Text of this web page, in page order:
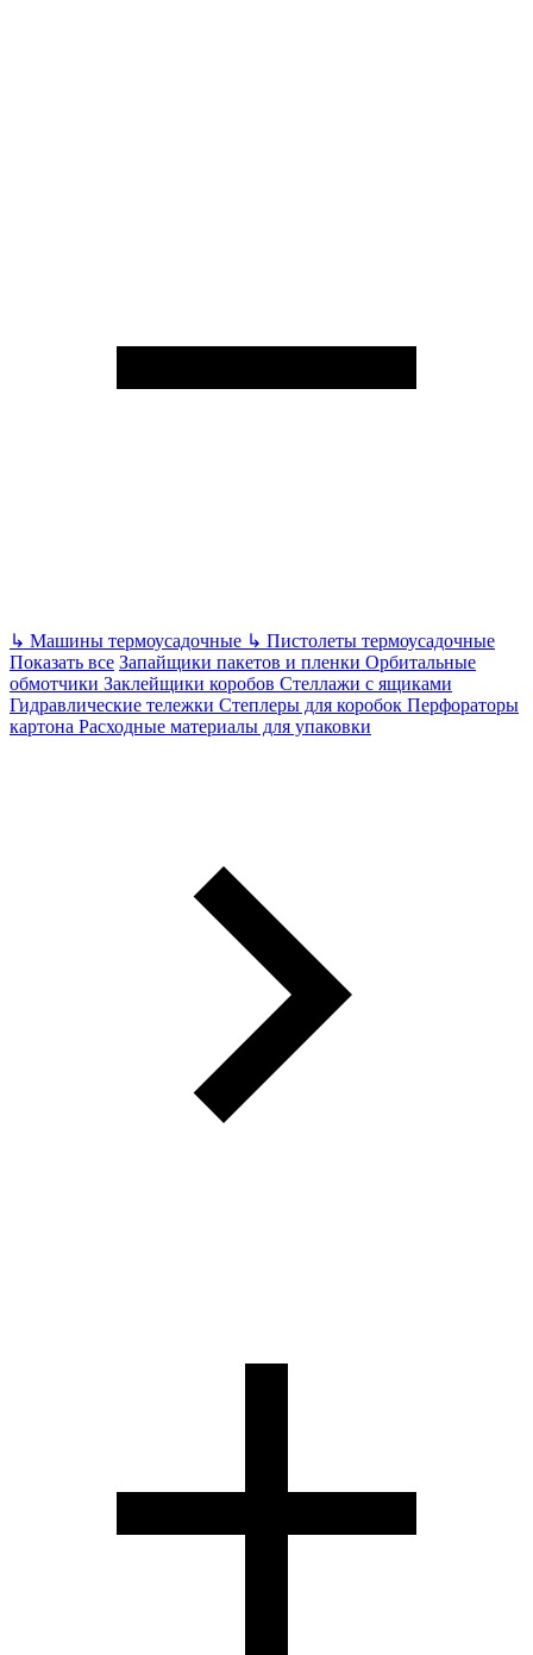
↳ Машины термоусадочные ↳ Пистолеты термоусадочные
Показать все Запайщики пакетов и пленки Орбитальные
обмотчики Заклейщики коробов Стеллажи с ящиками
Гидравлические тележки Степлеры для коробок Перфораторы
картона Расходные материалы для упаковки